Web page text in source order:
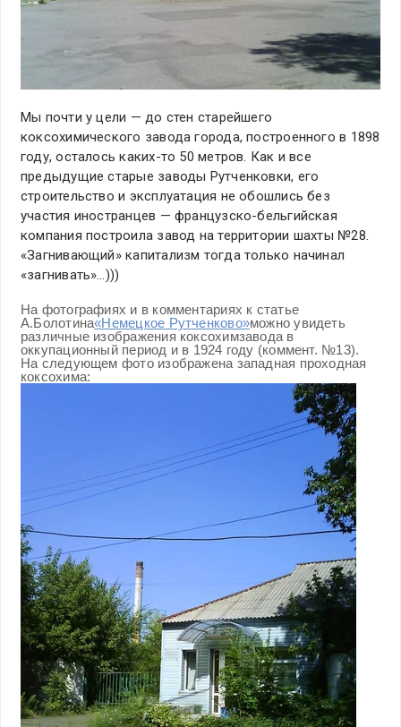
Мы почти у цели — до стен старейшего
коксохимического завода города, построенного в 1898
году, осталось каких-то 50 метров. Как и все
предыдущие старые заводы Рутченковки, его
строительство и эксплуатация не обошлись без
участия иностранцев — французско-бельгийская
компания построила завод на территории шахты №28.
«Загнивающий» капитализм тогда только начинал
«загнивать»…)))
На фотографиях и в комментариях к статье
А.Болотина«Немецкое Рутченково»можно увидеть
различные изображения коксохимзавода в
оккупационный период и в 1924 году (коммент. №13).
На следующем фото изображена западная проходная
коксохима: